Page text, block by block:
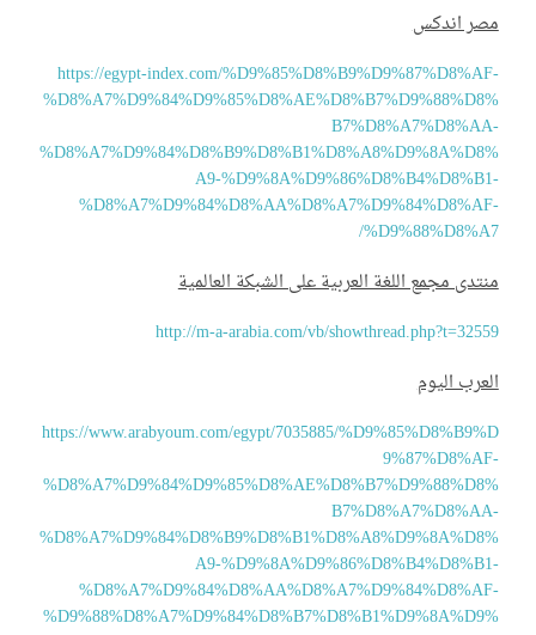
اندكس
https://egypt-index.com/
A9-
مجمع اللغة العربية على الشبكة العالمية
http://m-a-arabia.com/vb/
اليوم
https://www.arabyoum.com/egypt/7035885/
A9-